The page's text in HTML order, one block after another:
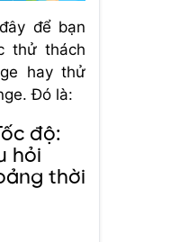
để bạn
thử thách
hay thử
Đó là:
độ:
hỏi
thời